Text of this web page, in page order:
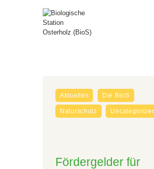
Aktuelles Die BioS
Naturschutz
Fördergelder für